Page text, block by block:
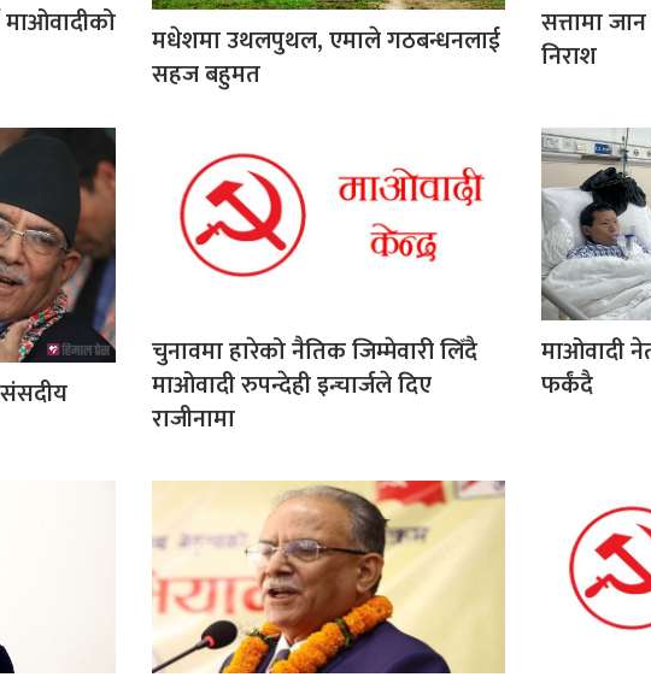
माओवादीको
मधेशमा उथलपुथल, एमाले गठबन्धनलाई
सहज बहुमत
सत्तामा
निराश
चुनावमा हारेको नैतिक जिम्मेवारी लिँदै
माओवादी रुपन्देही इन्चार्जले दिए
राजीनामा
माओवादी
फर्कंदै